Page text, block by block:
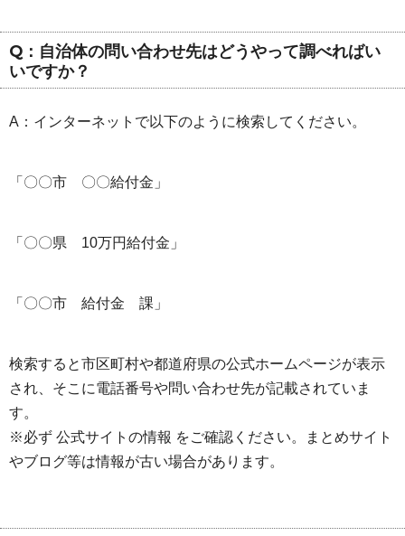
Q：自治体の問い合わせ先はどうやって調べればい
いですか？
A：インターネットで以下のように検索してください。
「〇〇市 〇〇給付金」
「〇〇県 10万円給付金」
「〇〇市 給付金 課」
検索すると市区町村や都道府県の公式ホームページが表示
され、そこに電話番号や問い合わせ先が記載されていま
す。
※必ず 公式サイトの情報 をご確認ください。まとめサイト
やブログ等は情報が古い場合があります。